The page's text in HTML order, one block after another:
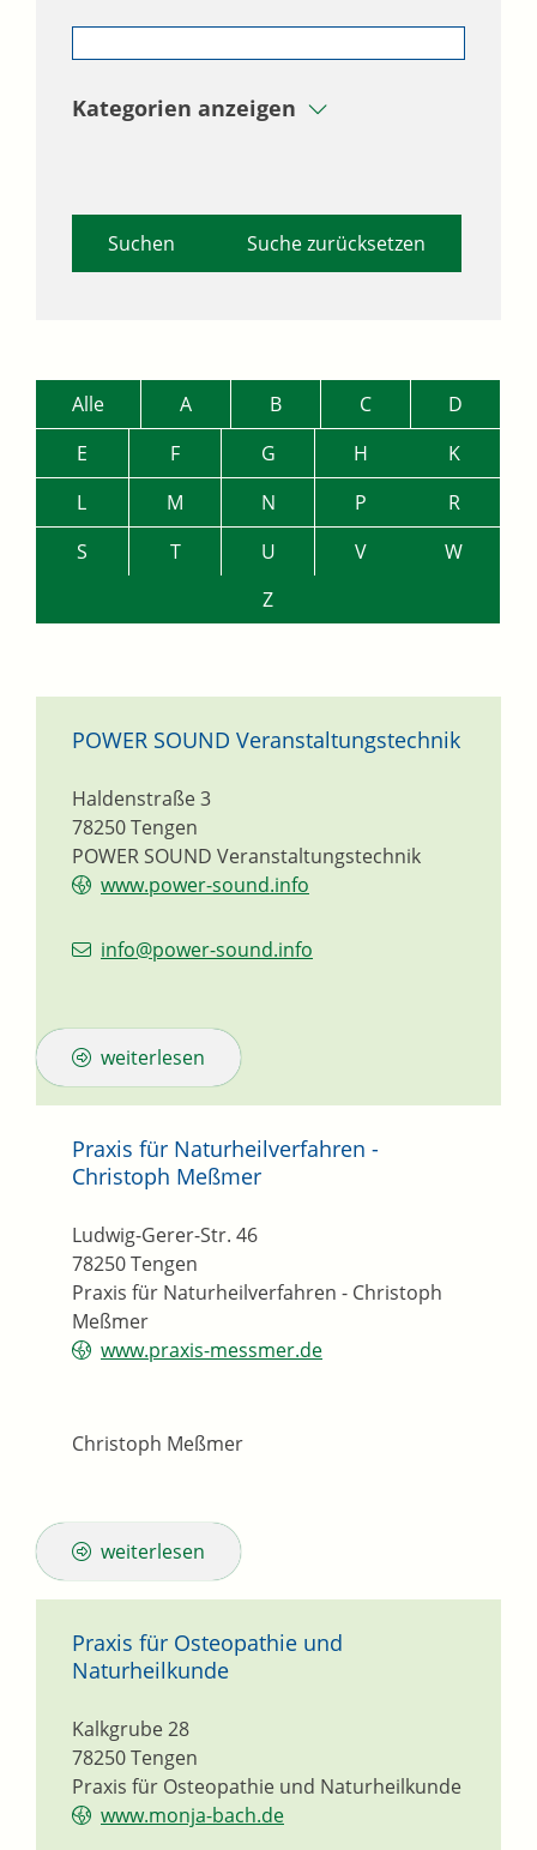
Kategorien anzeigen
Suche zurücksetzen
Alle A B C
D
E
F G H
K
L
M N P
R
S
T U V
W
Z
POWER SOUND Veranstaltungstechnik
POWER SOUND Veranstaltungstechnik
Haldenstraße 3
78250Tengen
www.power-sound.info
info@power-sound.info
weiterlesen
Praxis für Naturheilverfahren -
Christoph Meßmer
Praxis für Naturheilverfahren - Christoph
Meßmer
Ludwig-Gerer-Str. 46
78250Tengen
www.praxis-messmer.de
Christoph Meßmer
weiterlesen
Praxis für Osteopathie und
Naturheilkunde
Praxis für Osteopathie und Naturheilkunde
Kalkgrube 28
78250Tengen
www.monja-bach.de